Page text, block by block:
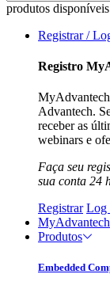
produtos disponíveis
Registrar /
Registro
MyAdvantech
Advantech.
receber as
webinars e
Faça seu
sua conta 24
Registrar Log
MyAdvantech
Produtos
Embedded